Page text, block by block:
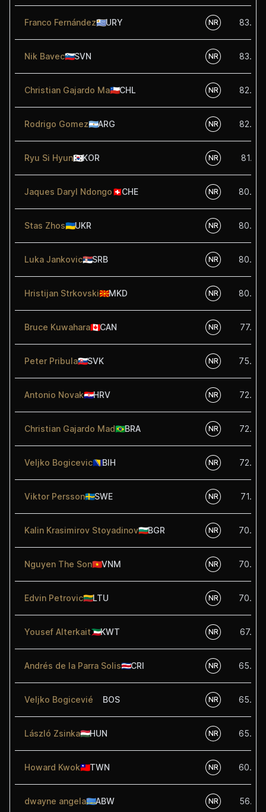
Franco Fernández🇺🇾URY NR 83.75
Nik Bavec🇸🇮SVN NR 83.00
Christian Gajardo Ma🇨🇱CHL NR 82.50
Rodrigo Gomez🇦🇷ARG NR 82.50
Ryu Si Hyun🇰🇷KOR NR 81.25
Jaques Daryl Ndongo🇨🇭CHE NR 80.00
Stas Zhos🇺🇦UKR NR 80.00
Luka Jankovic🇷🇸SRB NR 80.00
Hristijan Strkovski🇲🇰MKD NR 80.00
Bruce Kuwahara🇨🇦CAN NR 77.50
Peter Pribula🇸🇰SVK NR 75.00
Antonio Novak🇭🇷HRV NR 72.50
Christian Gajardo Mad🇧🇷BRA NR 72.50
Veljko Bogicevic🇧🇦BIH NR 72.50
Viktor Persson🇸🇪SWE NR 71.00
Kalin Krasimirov Stoyadinov🇧🇬BGR NR 70.00
Nguyen The Son🇻🇳VNM NR 70.00
Edvin Petrovic🇱🇹LTU NR 70.00
Yousef Alterkait🇰🇼KWT NR 67.50
Andrés de la Parra Solis🇨🇷CRI NR 65.00
Veljko Bogicevié BOS NR 65.00
László Zsinka🇭🇺HUN NR 65.00
Howard Kwok🇹🇼TWN NR 60.00
dwayne angela🇦🇼ABW NR 56.25